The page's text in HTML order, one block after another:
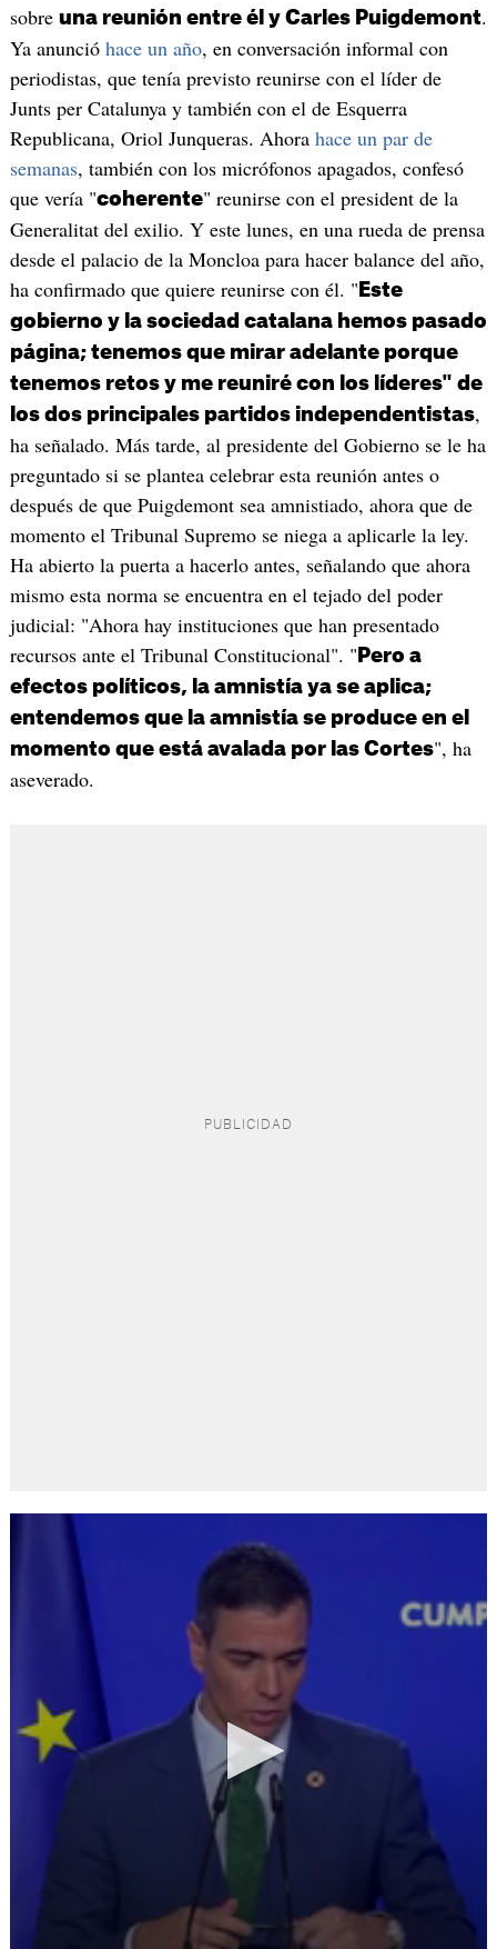
sobre una reunión entre él y Carles Puigdemont.
Ya anunció hace un año, en conversación informal con
periodistas, que tenía previsto reunirse con el líder de
Junts per Catalunya y también con el de Esquerra
Republicana, Oriol Junqueras. Ahora hace un par de
semanas, también con los micrófonos apagados, confesó
que vería "coherente" reunirse con el president de la
Generalitat del exilio. Y este lunes, en una rueda de prensa
desde el palacio de la Moncloa para hacer balance del año,
ha confirmado que quiere reunirse con él. " Este
gobierno y la sociedad catalana hemos pasado
página; tenemos que mirar adelante porque
tenemos retos y me reuniré con los líderes" de
los dos principales partidos independentistas,
ha señalado. Más tarde, al presidente del Gobierno se le ha
preguntado si se plantea celebrar esta reunión antes o
después de que Puigdemont sea amnistiado, ahora que de
momento el Tribunal Supremo se niega a aplicarle la ley.
Ha abierto la puerta a hacerlo antes, señalando que ahora
mismo esta norma se encuentra en el tejado del poder
judicial: "Ahora hay instituciones que han presentado
recursos ante el Tribunal Constitucional". " Pero a
efectos políticos, la amnistía ya se aplica;
entendemos que la amnistía se produce en el
momento que está avalada por las Cortes", ha
aseverado.